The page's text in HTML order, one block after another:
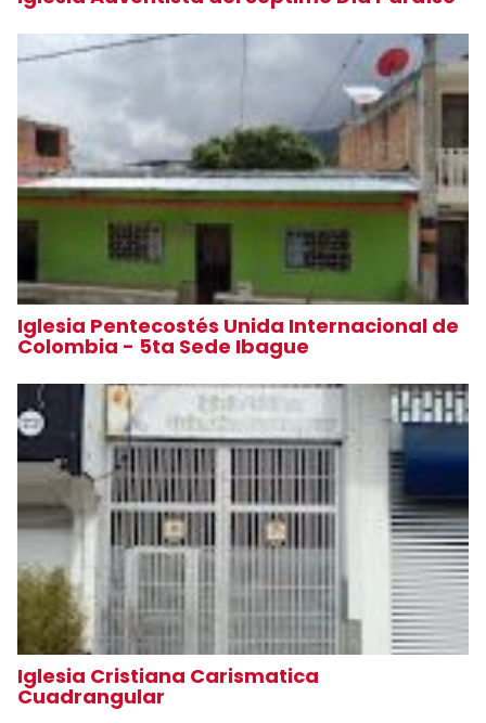
Iglesia Pentecostés Unida Internacional de
Colombia - 5ta Sede Ibague
Iglesia Cristiana Carismatica
Cuadrangular